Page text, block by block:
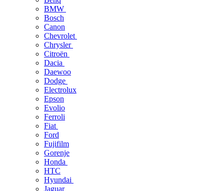
BMW
Bosch
Canon
Chevrolet
Chrysler
Citroën
Dacia
Daewoo
Dodge
Electrolux
Epson
Evolio
Ferroli
Fiat
Ford
Fujifilm
Gorenje
Honda
HTC
Hyundai
Jaguar